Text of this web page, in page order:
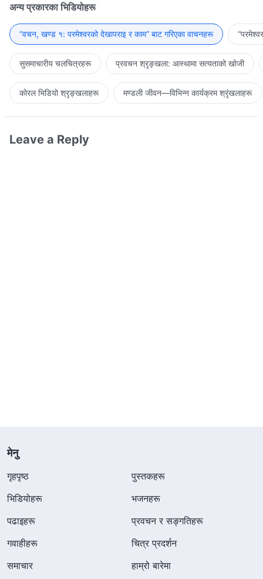
अन्य प्रकारका भिडियोहरू
“वचन, खण्ड १: परमेश्‍वरको देखापराइ र काम” बाट गरिएका वाचनहरू
सुसमाचारीय चलचित्रहरू प्रवचन श्रृङ्खला: आस्थामा सत्यताको खोजी
कोरल भिडियो श्रृङ्खलाहरू मण्डली जीवन—विभिन्‍न कार्यक्रम श्रृंखलाहरू
Leave a Reply
मेनु
गृहपृष्ठ
पुस्तकहरू
भिडियोहरू
भजनहरू
पढाइहरू
प्रवचन र सङ्गतिहरू
गवाहीहरू
चित्र प्रदर्शन
समाचार
हाम्रो बारेमा